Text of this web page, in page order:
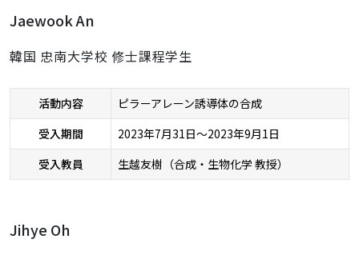
Jaewook An
韓国 忠南大学校 修士課程学生
活動内容
ピラーアレーン誘導体の合成
受入期間
2023年7月31日～2023年9月1日
受入教員
生越友樹（合成・生物化学 教授）
Jihye Oh